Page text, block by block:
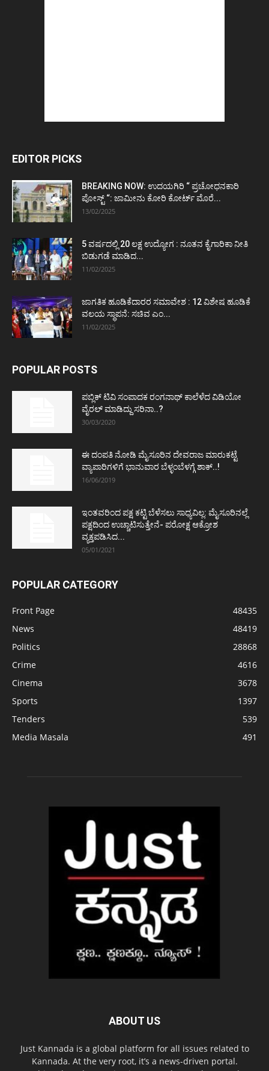
EDITOR PICKS
BREAKING NOW: ಉದಯಗಿರಿ “ ಪ್ರಚೋಧನಕಾರಿ
ಪೋಸ್ಟ್‌ “: ಜಾಮೀನು ಕೋರಿ ಕೋರ್ಟ್‌ ಮೊರೆ...
13/02/2025
5 ವರ್ಷದಲ್ಲಿ 20 ಲಕ್ಷ ಉದ್ಯೋಗ : ನೂತನ ಕೈಗಾರಿಕಾ ನೀತಿ
ಬಿಡುಗಡೆ ಮಾಡಿದ...
11/02/2025
ಜಾಗತಿಕ ಹೂಡಿಕೆದಾರರ ಸಮಾವೇಶ : 12 ವಿಶೇಷ ಹೂಡಿಕೆ
ವಲಯ ಸ್ಥಾಪನೆ: ಸಚಿವ ಎಂ...
11/02/2025
POPULAR POSTS
ಪಬ್ಲಿಕ್ ಟಿವಿ ಸಂಪಾದಕ ರಂಗನಾಥ್ ಕಾಲೆಳೆದ ವಿಡಿಯೋ
ವೈರಲ್ ಮಾಡಿದ್ದು ಸರಿನಾ..?
30/03/2020
ಈ ದಂಪತಿ ನೋಡಿ ಮೈಸೂರಿನ ದೇವರಾಜ ಮಾರುಕಟ್ಟೆ
ವ್ಯಾಪಾರಿಗಳಿಗೆ ಭಾನುವಾರ ಬೆಳ್ಳಂಬೆಳಗ್ಗೆ ಶಾಕ್..!
16/06/2019
ಇಂತವರಿಂದ ಪಕ್ಷ ಕಟ್ಟಿ ಬೆಳೆಸಲು ಸಾಧ್ಯವಿಲ್ಲ: ಮೈಸೂರಿನಲ್ಲೆ
ಪಕ್ಷದಿಂದ ಉಚ್ಚಾಟಿಸುತ್ತೇನೆ- ಪರೋಕ್ಷ ಆಕ್ರೋಶ
ವ್ಯಕ್ತಪಡಿಸಿದ...
05/01/2021
POPULAR CATEGORY
Front Page
48435
News
48419
Politics
28868
Crime
4616
Cinema
3678
Sports
1397
Tenders
539
Media Masala
491
ABOUT US
Just Kannada is a global platform for all issues related to
Kannada. At the very root, it’s a news-driven portal.